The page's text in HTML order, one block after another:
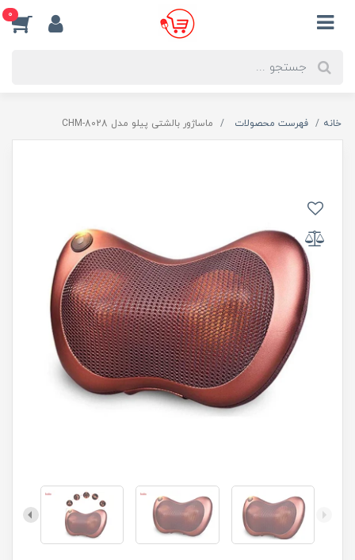
0
خانه فهرست محصولات ماساژور بالشتی پیلو مدل CHM-8028